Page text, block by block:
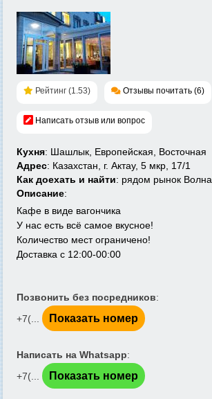
Рейтинг (1.53) Отзывы почитать (6)
Написать отзыв или вопрос
Кухня: Шашлык, Европейская, Восточная
Адрес: Казахстан, г. Актау, 5 мкр, 17/1
Как доехать и найти: рядом рынок Волна
Описание:
Кафе в виде вагончика
У нас есть всё самое вкусное!
Количество мест ограничено!
Доставка с 12:00-00:00
Позвонить без посредников:
+7(...
Показать номер
Написать на Whatsapp:
+7(...
Показать номер